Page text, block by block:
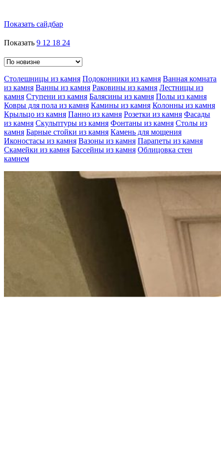
Показать сайдбар
Показать 9 12 18 24
Столешницы из камня Подоконники из камня Ванная комната
из камня Ванны из камня Раковины из камня Лестницы из
камня Ступени из камня Балясины из камня Полы из камня
Ковры для пола из камня Камины из камня Колонны из камня
Крыльцо из камня Панно из камня Розетки из камня Фасады
из камня Скульптуры из камня Фонтаны из камня Столы из
камня Барные стойки из камня Камень для мощения
Иконостасы из камня Вазоны из камня Парапеты из камня
Скамейки из камня Бассейны из камня Облицовка стен
камнем